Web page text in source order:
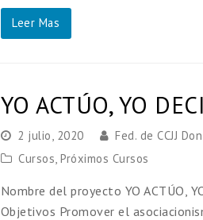
Leer Mas
YO ACTÚO, YO
2 julio, 2020
Fed. de CCJJ
Cursos Próximos Cursos
Nombre del proyecto YO ACTÚO,
Objetivos Promover el